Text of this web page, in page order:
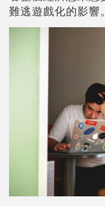
難逃遊戲化的影響。